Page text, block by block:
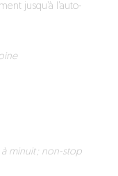
jusqu’à l’auto-
à minuit ; non-stop